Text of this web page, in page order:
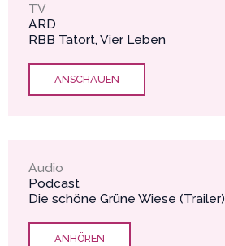
TV
ARD
RBB Tatort, Vier Leben
ANSCHAUEN
Audio
Podcast
Die schöne Grüne Wiese (Trailer)
ANHÖREN